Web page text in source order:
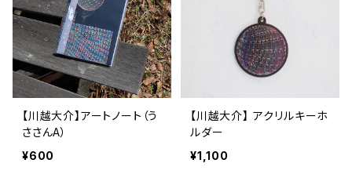
【川越大介】アートノート（う
ささんA）
¥600
【川越大介】 アクリルキーホ
ルダー
¥1,100